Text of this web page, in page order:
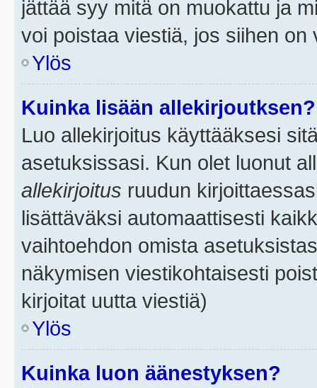
jättää syy mitä on muokattu ja
voi poistaa viestiä, jos siihen on
Ylös
Kuinka lisään allekirjoutksen?
Luo allekirjoitus käyttääksesi
asetuksissasi. Kun olet luonut
allekirjoitus ruudun
lisättäväksi automaattisesti
vaihtoehdon omista
näkymisen viestikohtaisesti
kirjoitat uutta viestiä)
Ylös
Kuinka luon äänestyksen?